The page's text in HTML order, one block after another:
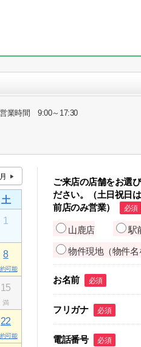
業時間 9:00～17:30
土
1
8
15
22
ご来店の店舗をお選
ださい。（土日祝日
前店のみ営業）
必須
山鹿店 駅
物件現地（物件名
お名前 必須
フリガナ 必須
電話番号 必須